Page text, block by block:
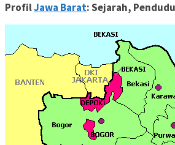
ProfilJawa Barat: Sejarah,